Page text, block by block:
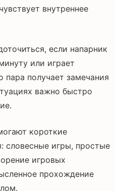
внутреннее
если напарник
или играет
пара получает замечания
важно быстро
короткие
словесные игры, простые
игровых
прохождение